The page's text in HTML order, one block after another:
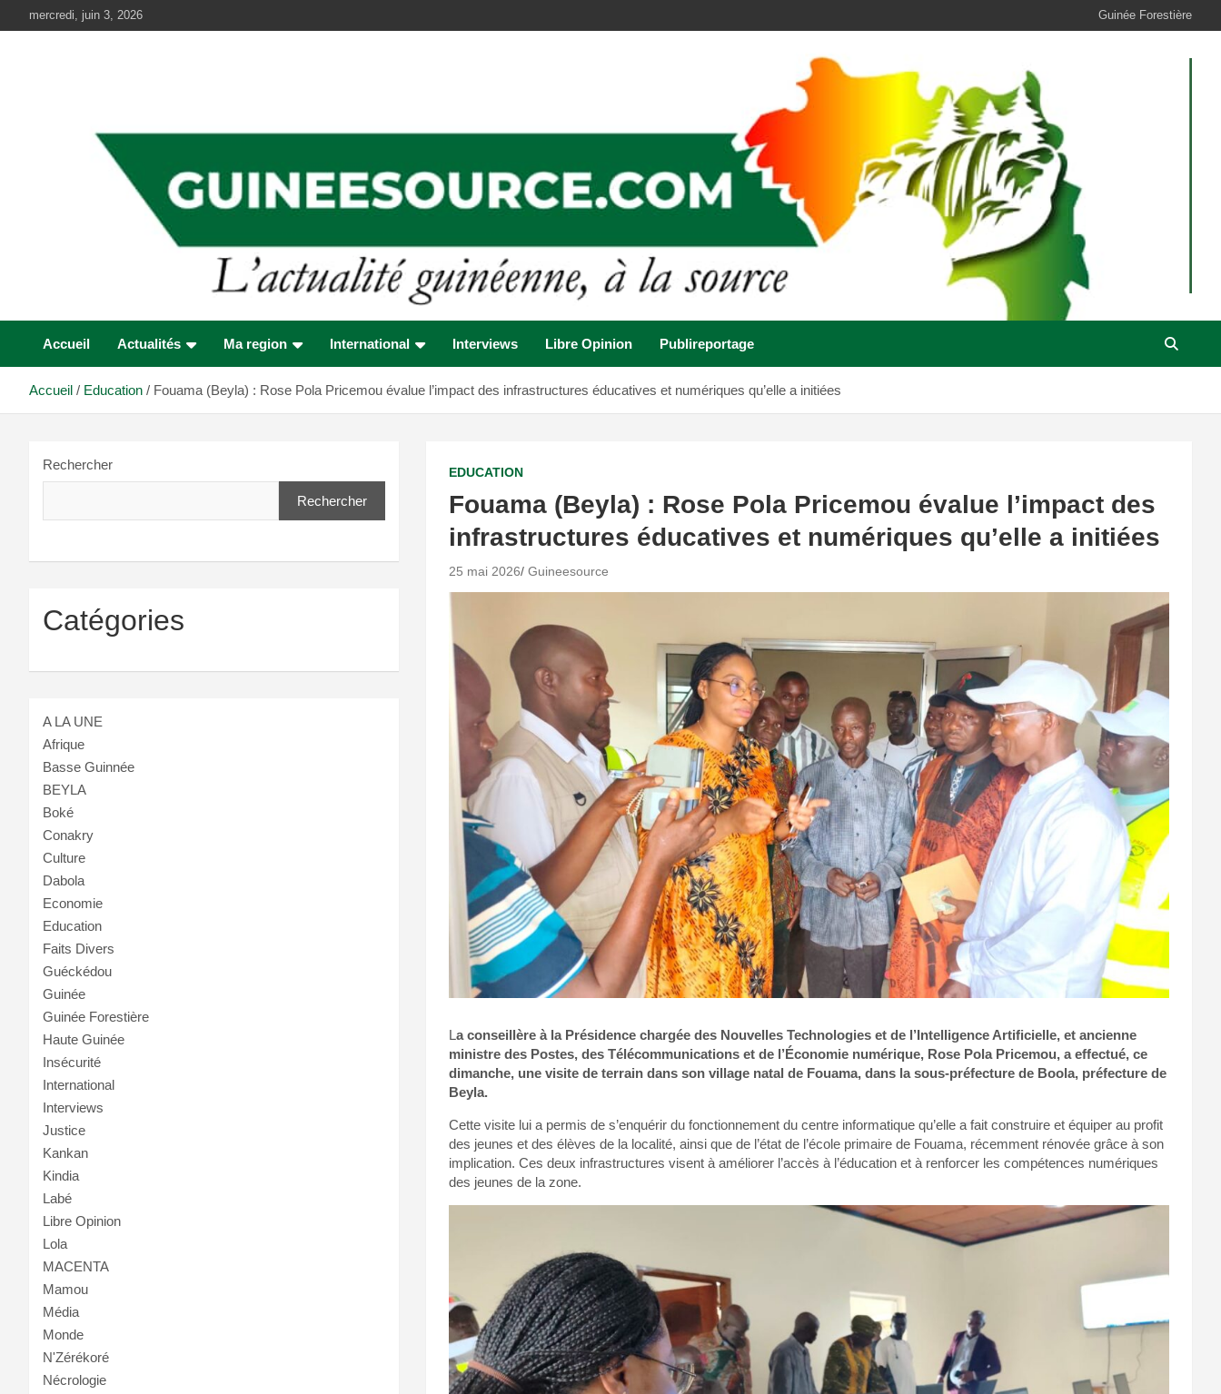
au
mercredi, juin 3, 2026 Guinée Forestière
Accueil Actualités Ma region International Interviews Libre Opinion Publireportage
Accueil Education Fouama (Beyla) : Rose Pola Pricemou évalue l’impact des infrastructures éducatives et numériques qu’elle a initiées
EDUCATION
Fouama (Beyla) : Rose Pola Pricemou évalue l’impact des
infrastructures éducatives et numériques qu’elle a initiées
25 mai 2026 Guineesource
La conseillère à la Présidence chargée des Nouvelles Technologies et de l’Intelligence Artificielle, et ancienne
ministre des Postes, des Télécommunications et de l’Économie numérique, Rose Pola Pricemou, a effectué, ce
dimanche, une visite de terrain dans son village natal de Fouama, dans la sous-préfecture de Boola, préfecture de
Beyla.
Cette visite lui a permis de s’enquérir du fonctionnement du centre informatique qu’elle a fait construire et équiper au profit
des jeunes et des élèves de la localité, ainsi que de l’état de l’école primaire de Fouama, récemment rénovée grâce à son
implication. Ces deux infrastructures visent à améliorer l’accès à l’éducation et à renforcer les compétences numériques
des jeunes de la zone.
Rechercher
Rechercher
Catégories
A LA UNE
Afrique
Basse Guinnée
BEYLA
Boké
Conakry
Culture
Dabola
Economie
Education
Faits Divers
Guéckédou
Guinée
Guinée Forestière
Haute Guinée
Insécurité
International
Interviews
Justice
Kankan
Kindia
Labé
Libre Opinion
Lola
MACENTA
Mamou
Média
Monde
N'Zérékoré
Nécrologie